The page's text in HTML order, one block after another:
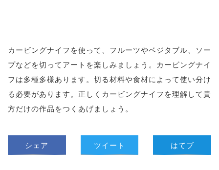
カービングナイフを使って、フルーツやベジタブル、ソー
プなどを切ってアートを楽しみましょう。カービングナイ
フは多種多様あります。切る材料や食材によって使い分け
る必要があります。正しくカービングナイフを理解して貴
方だけの作品をつくあげましょう。
シェア ツイート はてブ